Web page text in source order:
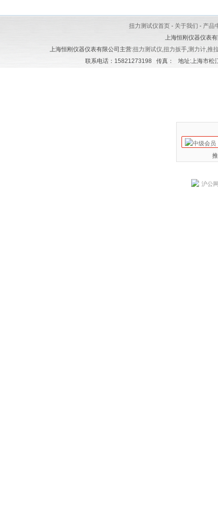
扭力测试仪首页 - 关于我们 - 产品
上海恒刚仪器仪表
上海恒刚仪器仪表有限公司主营:扭力测试仪,扭力扳手,测力计,推
联系电话：15821273198 传真： 地址:上海市
沪公